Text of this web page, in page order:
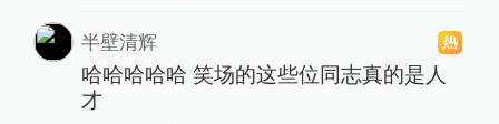
半壁清辉
哈哈哈哈哈 笑场的这些位同志真的是人
才